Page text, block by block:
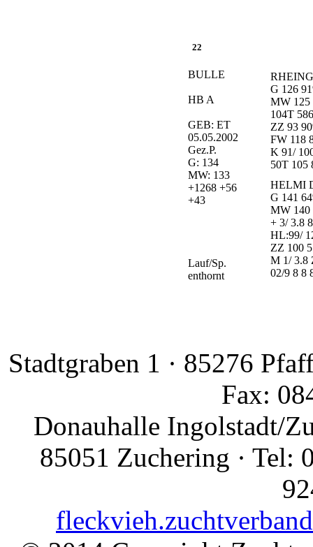
22
BULLE
HB A
GEB: ET
05.05.2002
Gez.P.
G: 134
MW: 133
+1268 +56
+43
Lauf/Sp.
enthornt
G 126
MW 125
104T
ZZ 93
FW 118
K 91/
50T 105
HELMI
G 141
MW 140
+ 3/ 3.8
HL:99/
ZZ 100
M 1/ 3.8
02/9 8 8
Stadtgraben 1 · 85276
Fax:
Donauhalle Ingolstadt/
85051 Zuchering · Tel: